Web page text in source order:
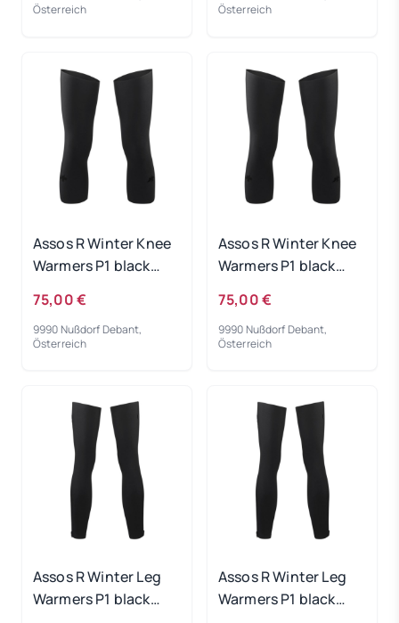
Österreich
Österreich
Assos R Winter Knee
Warmers P1 black
75,00 €
9990 Nußdorf Debant,
Österreich
Assos R Winter Knee
Warmers P1 black
75,00 €
9990 Nußdorf Debant,
Österreich
Assos R Winter Leg
Warmers P1 black
Assos R Winter Leg
Warmers P1 black